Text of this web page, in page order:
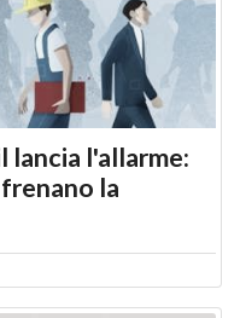
lancia l'allarme:
la